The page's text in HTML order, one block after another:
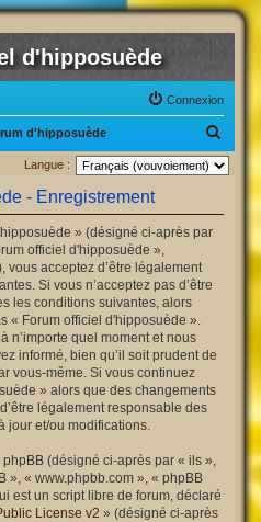
d'hipposuède
Connexion
d'hipposuède
e
Langue :
- Enregistrement
» (désigné ci-après par
officiel d'hipposuède »,
vous acceptez d’être légalement
Si vous n’acceptez pas d’être
les conditions suivantes, alors
« Forum officiel d'hipposuède ».
n’importe quel moment et nous
informé, bien qu’il soit prudent de
vous-même. Si vous continuez
» alors que des changements
légalement responsable des
jour et/ou modifications.
(désigné ci-après par « ils »,
», « www.phpbb.com », « phpBB
est un script libre de forum, déclaré
License v2 » (désigné ci-après